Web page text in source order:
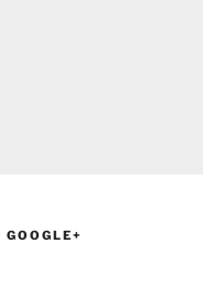
GOOGLE+